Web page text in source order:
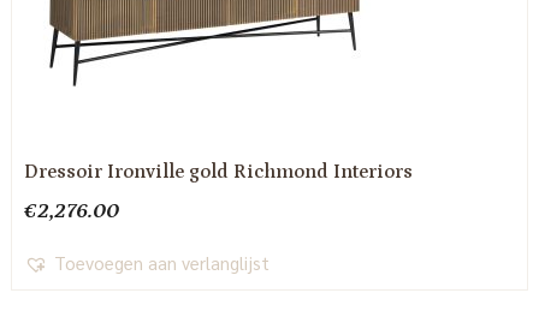
Dressoir Ironville gold Richmond Interiors
€2,276.00
Toevoegen aan verlanglijst